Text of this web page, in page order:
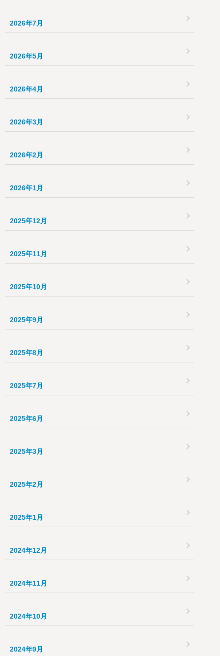
2026年7月
2026年5月
2026年4月
2026年3月
2026年2月
2026年1月
2025年12月
2025年11月
2025年10月
2025年9月
2025年8月
2025年7月
2025年6月
2025年3月
2025年2月
2025年1月
2024年12月
2024年11月
2024年10月
2024年9月